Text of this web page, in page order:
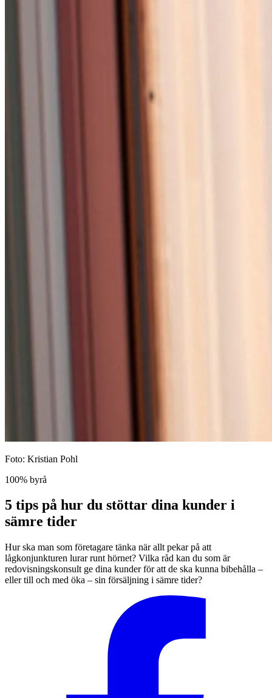
Foto: Kristian Pohl
100% byrå
5 tips på hur du stöttar dina kunder i
sämre tider
Hur ska man som företagare tänka när allt pekar på att
lågkonjunkturen lurar runt hörnet? Vilka råd kan du som är
redovisningskonsult ge dina kunder för att de ska kunna bibehålla –
eller till och med öka – sin försäljning i sämre tider?